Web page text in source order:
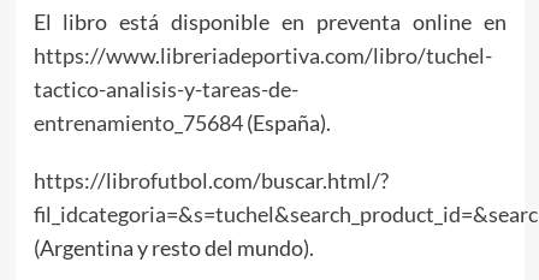
El libro está disponible en preventa online en
https://www.libreriadeportiva.com/libro/tuchel-
tactico-analisis-y-tareas-de-
entrenamiento_75684(España).
https://librofutbol.com/buscar.html/?
(Argentina y resto del mundo).